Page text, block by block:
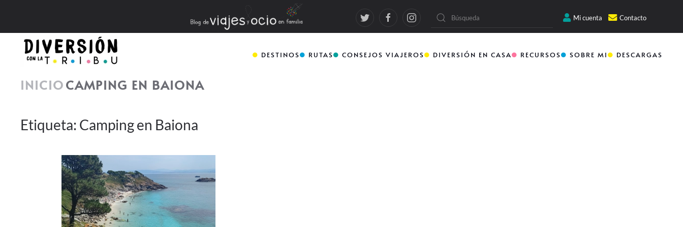
Mi cuenta Contacto
DESTINOS RUTAS CONSEJOS VIAJEROS DIVERSIÓN EN CASA RECURSOS SOBRE MI DESCARGAS
INICIOCAMPING EN BAIONA
Etiqueta: Camping en Baiona